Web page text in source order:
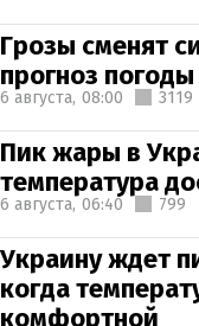
Грозы сменят
прогноз
6 августа, 08:00 3119
Пик жары в
температура
6 августа, 06:40 799
Украину ждет
когда
комфортной